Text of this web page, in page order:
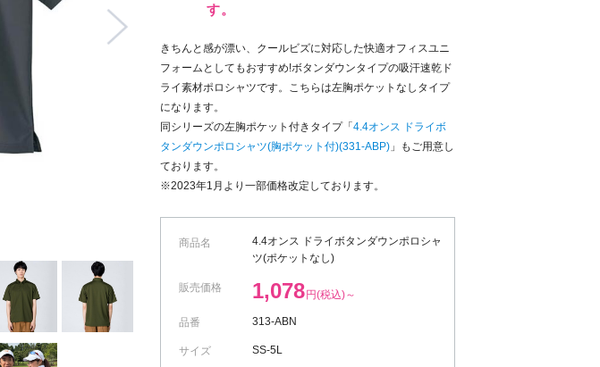
す。
きちんと感が漂い、クールビズに対応した快適オフィスユニ
フォームとしてもおすすめ!ボタンダウンタイプの吸汗速乾ド
ライ素材ポロシャツです。こちらは左胸ポケットなしタイプ
になります。
同シリーズの左胸ポケット付きタイプ「 4.4オンス ドライボ
タンダウンポロシャツ(胸ポケット付)(331-ABP) 」もご用意し
ております。
※2023年1月より一部価格改定しております。
商品名
4.4オンス ドライボタンダウンポロシャ
ツ(ポケットなし)
販売価格 1,078円(税込)～
品番 313-ABN
サイズ SS-5L